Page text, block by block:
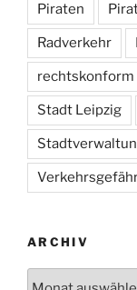
Piraten
Radverkehr
rechtskonform
Stadt Leipzig
ARCHIV